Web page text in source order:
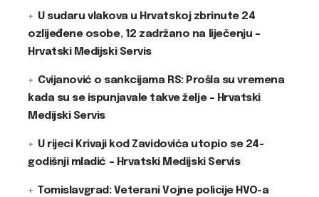
U sudaru vlakova u Hrvatskoj zbrinute 24
ozlijeđene osobe, 12 zadržano na liječenju –
Hrvatski Medijski Servis
Cvijanović o sankcijama RS: Prošla su vremena
kada su se ispunjavale takve želje – Hrvatski
Medijski Servis
U rijeci Krivaji kod Zavidovića utopio se 24-
godišnji mladić – Hrvatski Medijski Servis
Tomislavgrad: Veterani Vojne policije HVO-a